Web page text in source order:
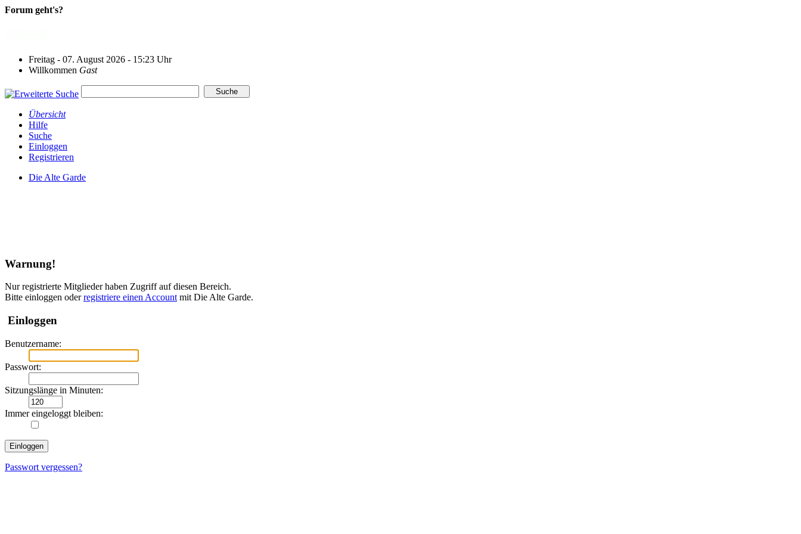
Forum geht's?
Freitag - 07. August 2026 - 15:23 Uhr
Willkommen Gast
Übersicht
Hilfe
Suche
Einloggen
Registrieren
Die Alte Garde
Warnung!
Nur registrierte Mitglieder haben Zugriff auf diesen Bereich.
Bitte einloggen oderregistriere einen Account mit Die Alte Garde.
Einloggen
Benutzername:
Passwort:
Sitzungslänge in Minuten:
Immer eingeloggt bleiben:
Passwort vergessen?